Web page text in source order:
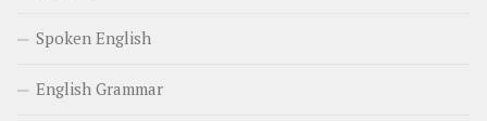
Spoken English
English Grammar